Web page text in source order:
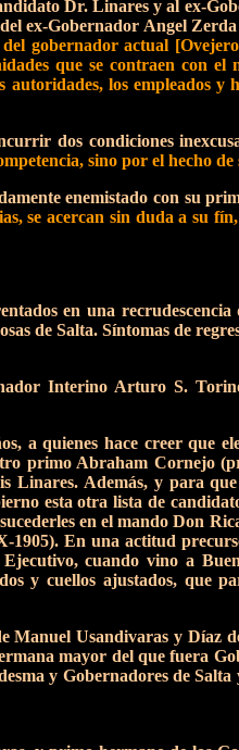
Dr. Linares y al ex-
ex-Gobernador Angel
gobernador actual
que se contraen con
los empleados y
dos condiciones
sino por el hecho de
enemistado con su
se acercan sin duda a su
en una recrudescencia
de Salta. Síntomas de
Interino Arturo S.
a quienes hace creer que
primo Abraham Cornejo
Además, y para
esta otra lista de
en el mando Don
En una actitud
cuando vino a
y cuellos ajustados, que
Manuel Usandivaras y Díaz
mayor del que fuera
y Gobernadores de